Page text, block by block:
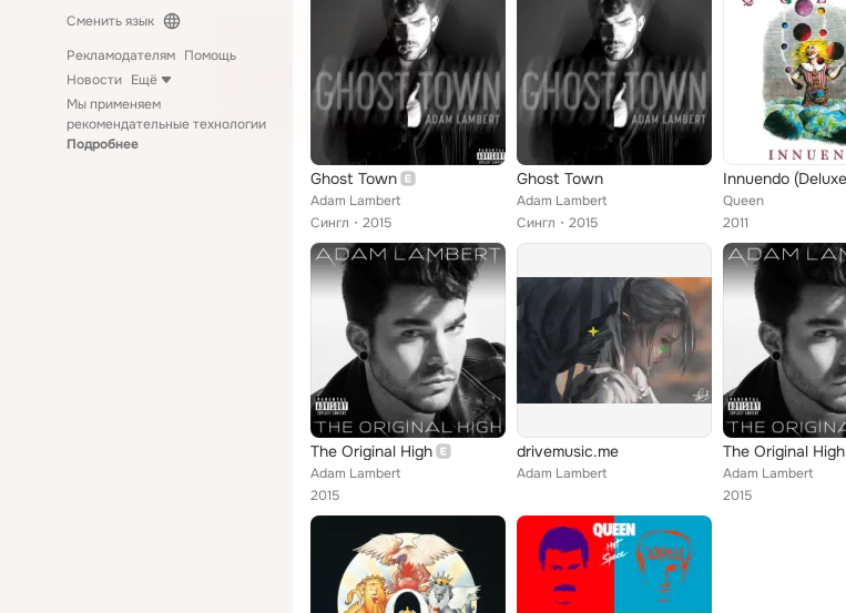
Сменить язык
Рекламодателям Помощь
Новости Ещё
Мы применяем
рекомендательные технологии
Подробнее
Ghost Town
Adam Lambert
Сингл
2015
Ghost Town
Adam Lambert
Сингл
2015
Queen
2011
The Original High
Adam Lambert
2015
drivemusic.me
Adam Lambert
Adam Lambert
2015